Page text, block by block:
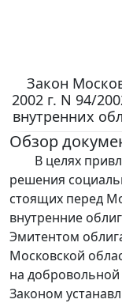
Закон
2002 г. N 94/
внутренних
Обзор
В целях
решения
стоящих перед
внутренние
Эмитентом
Московской
на
Законом